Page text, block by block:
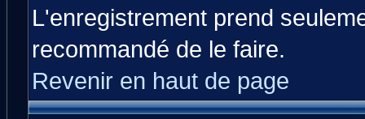
L'enregistrement prend
recommandé de le faire.
Revenir en haut de page